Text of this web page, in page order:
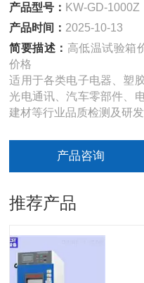
产品型号： KW-GD-1000Z
产品时间： 2025-10-13
简要描述： 高低温试验箱
价格
适用于各类电子电器、塑
光电通讯、汽车零部件、
建材等行业品质检测及研发
产品咨询
推荐产品